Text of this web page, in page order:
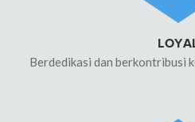
Berdedikasi dan berkontribusi